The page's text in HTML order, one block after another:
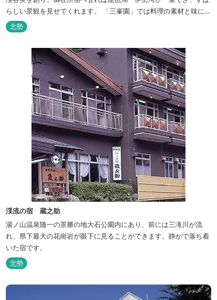
らしい景観を見せてくれます。 「三峯園」では料理の素材と味にも
こだわり、お客様に四季の織り成す景観と、いい湯、いい味、めぐ
りあいをお届けいたします。
北勢
渓流の宿 蔵之助
湯ノ山温泉随一の景勝の地大石公園内にあり、前には三滝川が流
れ、県下最大の花崗岩が眼下に見ることができます。静かで落ち着
いた宿です。
北勢